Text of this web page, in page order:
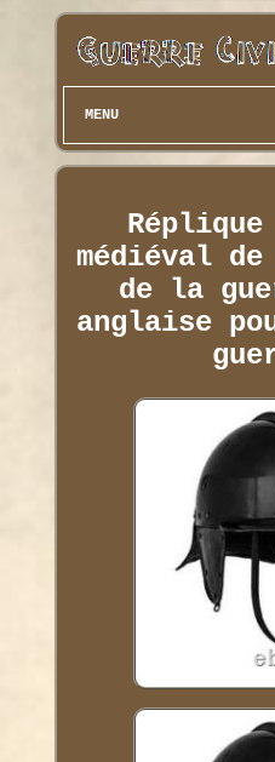
MENU
Réplique
médiéval
de la
anglaise